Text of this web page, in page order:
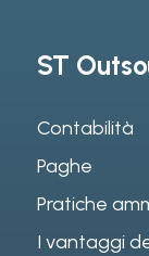
ST
Contabilità
Paghe
Pratiche
I vantaggi